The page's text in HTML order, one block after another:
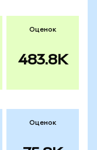
Оценок
483.8K
Оценок